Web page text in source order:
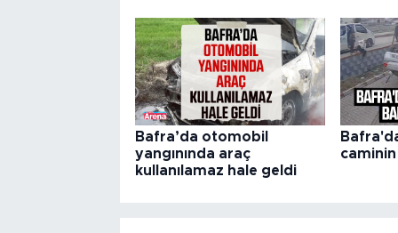
Bafra’da otomobil
yangınında araç
kullanılamaz hale geldi